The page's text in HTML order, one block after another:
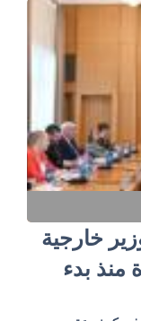
خارجية
منذ بدء